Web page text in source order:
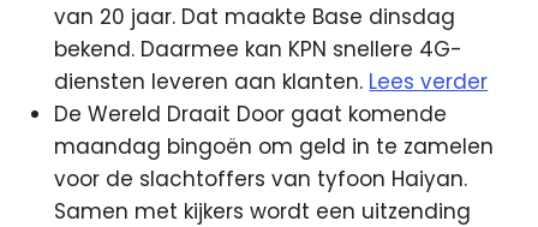
van 20 jaar. Dat maakte Base dinsdag
bekend. Daarmee kan KPN snellere 4G-
diensten leveren aan klanten. Lees verder
De Wereld Draait Door gaat komende
maandag bingoën om geld in te zamelen
voor de slachtoffers van tyfoon Haiyan.
Samen met kijkers wordt een uitzending